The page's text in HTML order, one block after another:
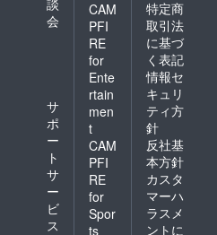
談
会
サ
ポ
ー
ト
サ
ー
ビ
ス
CAM
PFI
RE
for
Ente
rtain
men
t
CAM
PFI
RE
for
Spor
ts
特定商
取引法
に基づ
く表記
情報セ
キュリ
ティ方
針
反社基
本方針
カスタ
マーハ
ラスメ
ントに